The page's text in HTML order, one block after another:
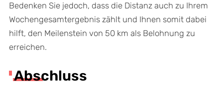
Bedenken Sie jedoch, dass die Distanz auch zu Ihrem
Wochengesamtergebnis zählt und Ihnen somit dabei
hilft, den Meilenstein von 50 km als Belohnung zu
erreichen.
Abschluss